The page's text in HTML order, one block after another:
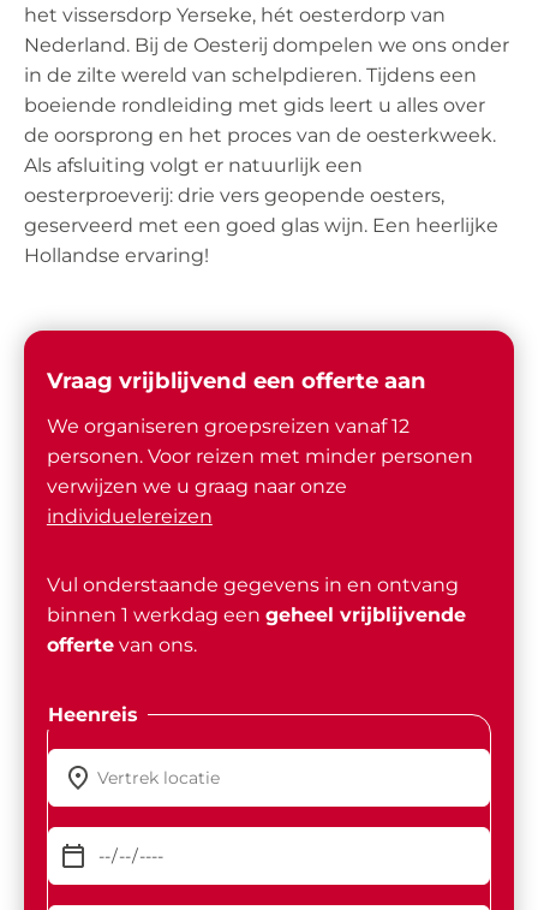
het vissersdorp Yerseke, hét oesterdorp van
Nederland. Bij de Oesterij dompelen we ons onder
in de zilte wereld van schelpdieren. Tijdens een
boeiende rondleiding met gids leert u alles over
de oorsprong en het proces van de oesterkweek.
Als afsluiting volgt er natuurlijk een
oesterproeverij: drie vers geopende oesters,
geserveerd met een goed glas wijn. Een heerlijke
Hollandse ervaring!
Vraag vrijblijvend een offerte aan
We organiseren groepsreizen vanaf 12
personen. Voor reizen met minder personen
verwijzen we u graag naar onze
individuelereizen
Vul onderstaande gegevens in en ontvang
binnen 1 werkdag een geheel vrijblijvende
offertevan ons.
Heenreis